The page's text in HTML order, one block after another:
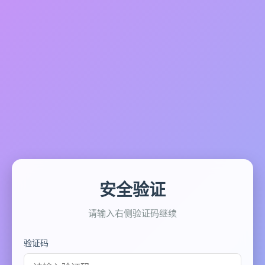
安全验证
请输入右侧验证码继续
验证码